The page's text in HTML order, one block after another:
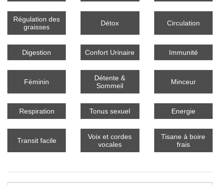
Régulation des
graisses
Détox Circulation
Digestion Confort Urinaire Immunité
Féminin
Détente &
Sommeil
Minceur
Respiration Tonus sexuel Energie
Transit facile
Voix et cordes
vocales
Tisane à boire
frais